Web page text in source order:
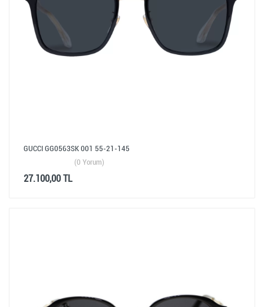
GUCCI GG0563SK 001 55-21-145
(0 Yorum)
27.100,00 TL